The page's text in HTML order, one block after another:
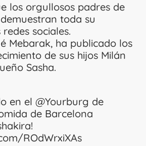
los orgullosos padres de
toda su
sociales.
Mebarak, ha publicado los
de sus hijos Milán
Sasha.
en el@Yourburg de
de Barcelona
!
ROdWrxiXAs